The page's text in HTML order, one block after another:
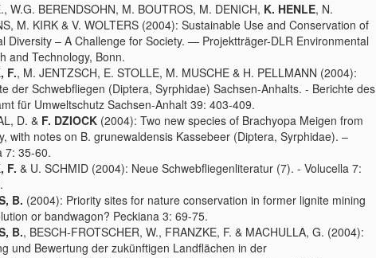
W.G. BERENDSOHN, M. BOUTROS, M. DENICH, K. HENLE, N.
M. KIRK & V. WOLTERS (2004): Sustainable Use and Conservation of
Diversity – A Challenge for Society. — Projektträger-DLR Environmental
and Technology, Bonn.
F., M. JENTZSCH, E. STOLLE, M. MUSCHE & H. PELLMANN (2004):
der Schwebfliegen (Diptera, Syrphidae) Sachsen-Anhalts. - Berichte des
für Umweltschutz Sachsen-Anhalt 39: 403-409.
D. & F. DZIOCK (2004): Two new species of Brachyopa Meigen from
with notes on B. grunewaldensis Kassebeer (Diptera, Syrphidae). –
7: 35-60.
F. & U. SCHMID (2004): Neue Schwebfliegenliteratur (7). - Volucella 7:
B. (2004): Priority sites for nature conservation in former lignite mining
or bandwagon? Peckiana 3: 69-75.
B., BESCH-FROTSCHER, W., FRANZKE, F. & MACHULLA, G. (2004):
und Bewertung der zukünftigen Landflächen in der